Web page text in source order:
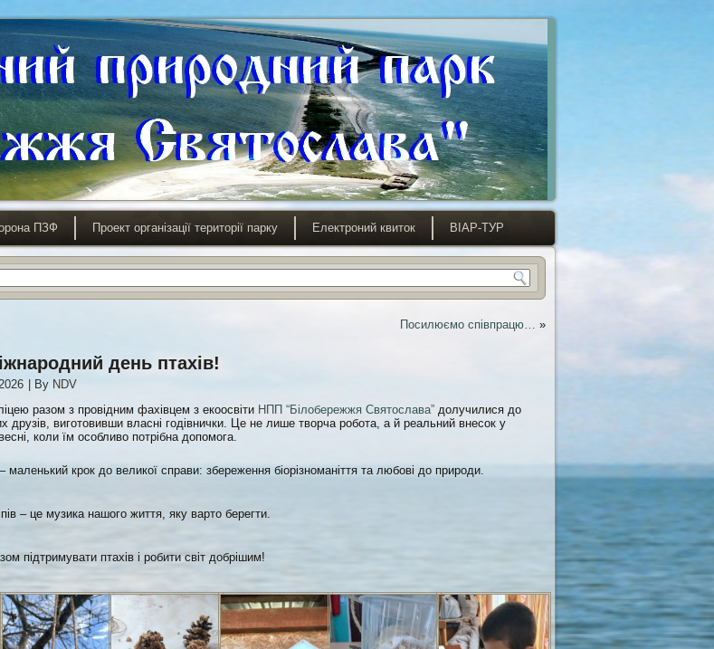
ПЗФ Проект організації території парку Електроний квиток ВІАР-ТУР
Посилюємо співпрацю… »
день птахів!
By NDV
разом з провідним фахівцем з екоосвіти НПП “Білобережжя Святослава” долучилися до
друзів, виготовивши власні годівнички. Це не лише творча робота, а й реальний внесок у
коли їм особливо потрібна допомога.
– маленький крок до великої справи: збереження біорізноманіття та любові до природи.
– це музика нашого життя, яку варто берегти.
підтримувати птахів і робити світ добрішим!